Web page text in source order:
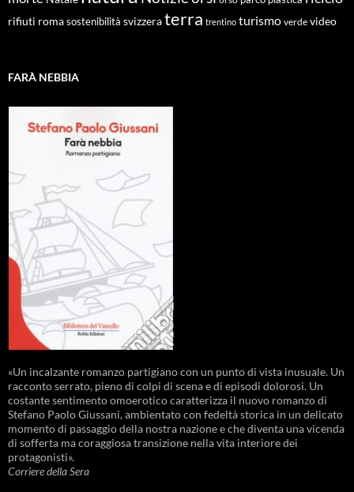
rifiuti roma sostenibilità svizzeraterra trentino turismo verde video
FARÀ NEBBIA
«Un incalzante romanzo partigiano con un punto di vista inusuale. Un
racconto serrato, pieno di colpi di scena e di episodi dolorosi. Un
costante sentimento omoerotico caratterizza il nuovo romanzo di
Stefano Paolo Giussani, ambientato con fedeltà storica in un delicato
momento di passaggio della nostra nazione e che diventa una vicenda
di sofferta ma coraggiosa transizione nella vita interiore dei
protagonisti».
Corriere della Sera